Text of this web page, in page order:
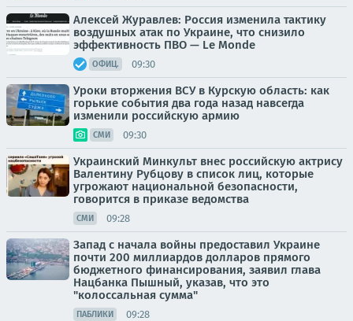
Алексей Журавлев: Россия изменила тактику
воздушных атак по Украине, что снизило
эффективность ПВО — Le Monde
ОФИЦ. 09:30
Уроки вторжения ВСУ в Курскую область: как
горькие события два года назад навсегда
изменили российскую армию
СМИ 09:30
Украинский Минкульт внес российскую актрису
Валентину Рубцову в список лиц, которые
угрожают национальной безопасности,
говорится в приказе ведомства
СМИ 09:28
Запад с начала войны предоставил Украине
почти 200 миллиардов долларов прямого
бюджетного финансирования, заявил глава
Нацбанка Пышный, указав, что это
"колоссальная сумма"
ПАБЛИКИ 09:28